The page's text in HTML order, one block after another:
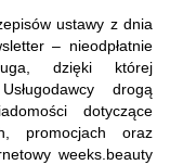
ustawy z dnia
– nieodpłatnie
dzięki której
drogą
dotyczące
promocjach oraz
weeks.beauty